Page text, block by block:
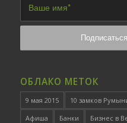
ОБЛАКО МЕТОК
9 мая 2015 10 замков
Афиша
Банки Бизнес в